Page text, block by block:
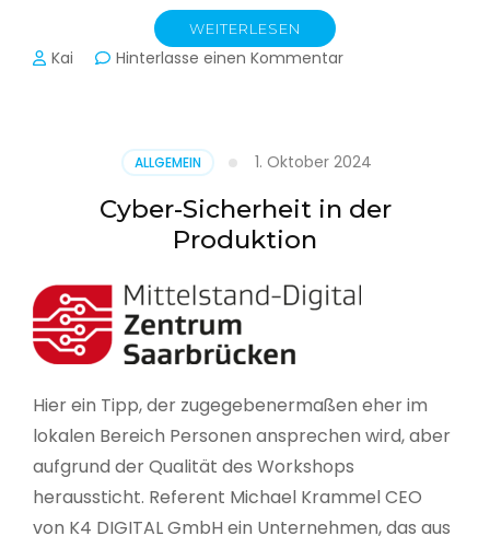
WEITERLESEN
Kai Hinterlasse einen Kommentarzu
seinen
Lagebericht
zur
in
Deutschland
ALLGEMEIN 1. Oktober 2024
Cyber-Sicherheit in der
Produktion
Hier ein Tipp, der zugegebenermaßen eher im
lokalen Bereich Personen ansprechen wird, aber
aufgrund der Qualität des Workshops
heraussticht. Referent Michael Krammel CEO
von K4 DIGITAL GmbH ein Unternehmen, das aus